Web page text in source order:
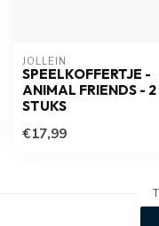
JOLLEIN
SPEELKOFFERTJE -
ANIMAL FRIENDS - 2
STUKS
€17,99